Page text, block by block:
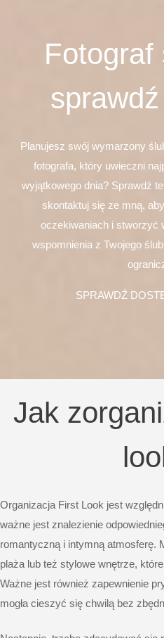
Fotograf
Planujesz swój wymarzony
fotografa, który uwieczni
wyjątkowego dnia? Sprawdź
skontaktuj się ze mną,
oczekiwaniach i stworzyć
wspomnienia z Twojego
SPRAWDŹ
Jak
Organizacja First Look jest
ważne jest znalezienie
romantyczną i intymną atmosferę.
plaża lub też stylowe wnętrze,
Ważne jest również zapewnienie
mogła cieszyć się chwilą bez